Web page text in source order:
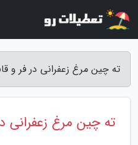
ته چین مرغ زعفرانی در فر و
ته چین مرغ زعفرانی